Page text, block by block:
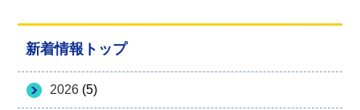
新着情報トップ
2026 (5)